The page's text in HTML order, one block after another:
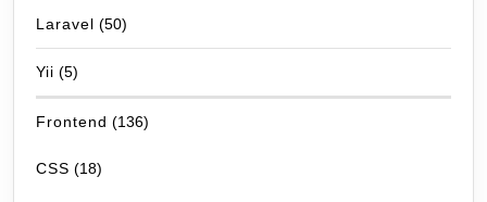
Laravel (50)
Yii (5)
Frontend (136)
CSS (18)